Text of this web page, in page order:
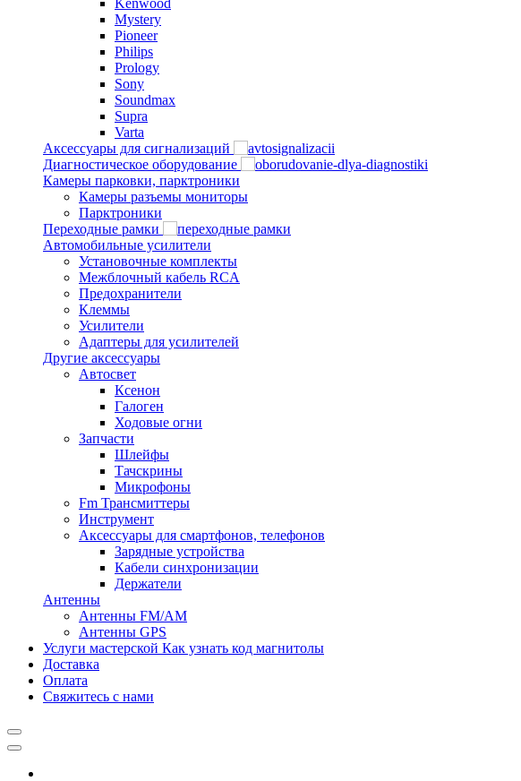
Kenwood
Mystery
Pioneer
Philips
Prology
Sony
Soundmax
Supra
Varta
Аксессуары для сигнализаций
Диагностическое оборудование
Камеры парковки, парктроники
Камеры разъемы мониторы
Парктроники
Переходные рамки
Автомобильные усилители
Установочные комплекты
Межблочный кабель RCA
Предохранители
Клеммы
Усилители
Адаптеры для усилителей
Другие аксессуары
Автосвет
Ксенон
Галоген
Ходовые огни
Запчасти
Шлейфы
Тачскрины
Микрофоны
Fm Трансмиттеры
Инструмент
Аксессуары для смартфонов, телефонов
Зарядные устройства
Кабели синхронизации
Держатели
Антенны
Антенны FM/AM
Антенны GPS
Услуги мастерской Как узнать код магнитолы
Доставка
Оплата
Свяжитесь с нами